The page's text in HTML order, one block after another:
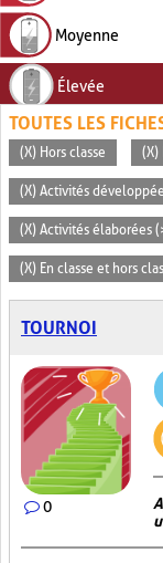
Moyenne
Élevée
TOUTES LES
(X) Hors classe (X)
(X) Activités
(X) Activités élaborées
(X) En classe et hors
TOURNOI
0